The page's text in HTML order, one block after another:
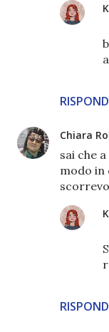
Chiara
sai che
modo